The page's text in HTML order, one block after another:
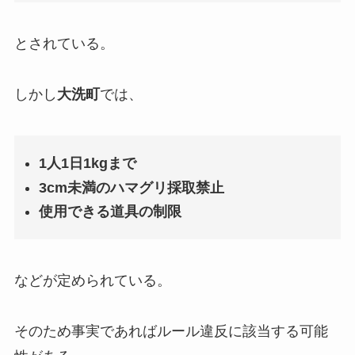
とされている。
しかし 大洗町では、
1人1日1kgまで
3cm未満のハマグリ採取禁止
使用できる道具の制限
などが定められている。
そのため事実であればルール違反に該当する可能